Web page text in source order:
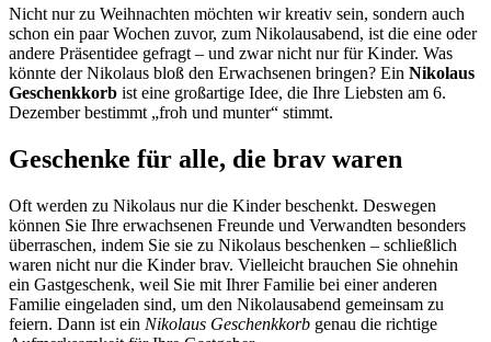
Nicht nur zu Weihnachten möchten wir kreativ sein, sondern auch
schon ein paar Wochen zuvor, zum Nikolausabend, ist die eine oder
andere Präsentidee gefragt – und zwar nicht nur für Kinder. Was
könnte der Nikolaus bloß den Erwachsenen bringen? Ein Nikolaus
Geschenkkorb ist eine großartige Idee, die Ihre Liebsten am 6.
Dezember bestimmt „froh und munter“ stimmt.
Geschenke für alle, die brav waren
Oft werden zu Nikolaus nur die Kinder beschenkt. Deswegen
können Sie Ihre erwachsenen Freunde und Verwandten besonders
überraschen, indem Sie sie zu Nikolaus beschenken – schließlich
waren nicht nur die Kinder brav. Vielleicht brauchen Sie ohnehin
ein Gastgeschenk, weil Sie mit Ihrer Familie bei einer anderen
Familie eingeladen sind, um den Nikolausabend gemeinsam zu
feiern. Dann ist ein Nikolaus Geschenkkorb genau die richtige